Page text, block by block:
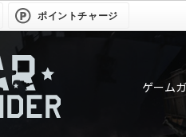
ポイントチャージ
ゲーム